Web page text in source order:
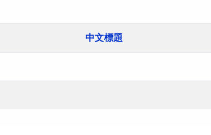
中文標題